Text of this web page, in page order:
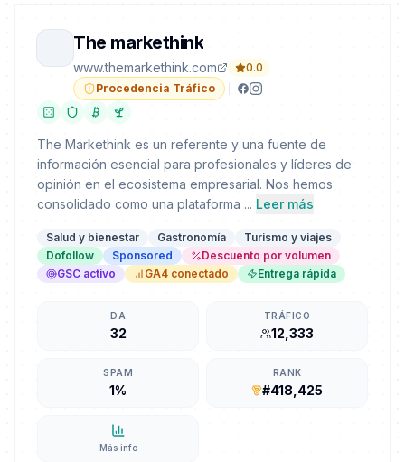
The markethink
www.themarkethink.com
0.0
Procedencia Tráfico
The Markethink es un referente y una fuente de
información esencial para profesionales y líderes de
opinión en el ecosistema empresarial. Nos hemos
consolidado como una plataforma ... Leer más
Salud y bienestar Gastronomía
Turismo y viajes
Dofollow
Sponsored
Descuento por volumen
GSC activo
GA4 conectado Entrega rápida
DA
32
TRÁFICO
12,333
SPAM
1%
RANK
#418,425
Más info